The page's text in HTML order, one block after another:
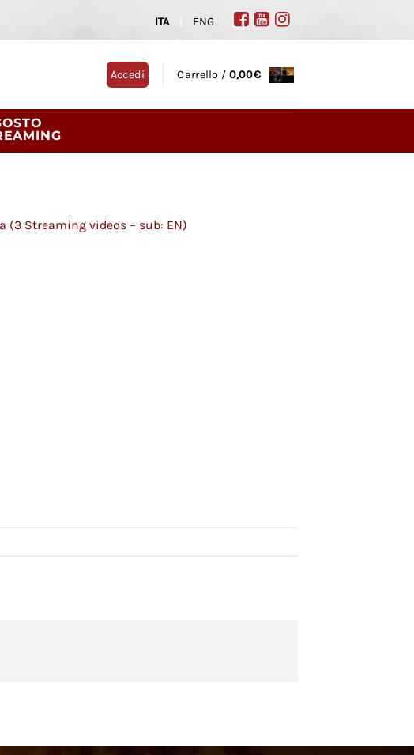
ITA ENG
Accedi Carrello / 0,00€
(3 Streaming videos – sub: EN)